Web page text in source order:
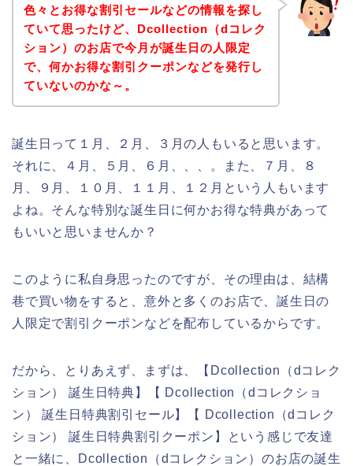
色々とお得な割引セールなどの情報を探し
ていて思ったけど、Dcollection（dコレク
ション）のお店で今月が誕生日の人限定
で、何かお得な割引クーポンなどを発行し
ていないのかな～。
誕生日って１月、２月、３月の人もいると思います。
それに、４月、５月、６月、、、。また、７月、８
月、９月、１０月、１１月、１２月という人もいます
よね。そんな特別な誕生日に何かお得な特典があって
もいいと思いませんか？
このように私自身思ったのですが、その理由は、結構
巷で買い物をすると、意外と多くのお店で、誕生日の
人限定で割引クーポンなどを配布しているからです。
だから、とりあえず、まずは、【Dcollection（dコレク
ション） 誕生日特典】【 Dcollection（dコレクショ
ン） 誕生日特典割引セール】【 Dcollection（dコレク
ション） 誕生日特典割引クーポン】という感じで友達
と一緒に、Dcollection（dコレクション）のお店の誕生